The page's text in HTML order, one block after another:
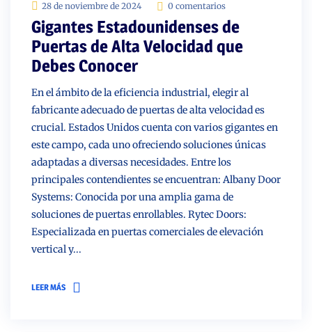
28 de noviembre de 2024 0 comentarios
Gigantes Estadounidenses de
Puertas de Alta Velocidad que
Debes Conocer
En el ámbito de la eficiencia industrial, elegir al
fabricante adecuado de puertas de alta velocidad es
crucial. Estados Unidos cuenta con varios gigantes en
este campo, cada uno ofreciendo soluciones únicas
adaptadas a diversas necesidades. Entre los
principales contendientes se encuentran: Albany Door
Systems: Conocida por una amplia gama de
soluciones de puertas enrollables. Rytec Doors:
Especializada en puertas comerciales de elevación
vertical y...
LEER MÁS